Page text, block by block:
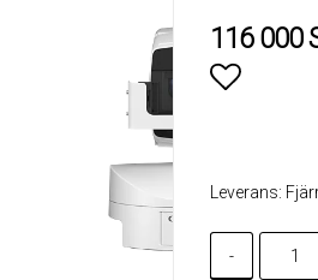
116 000
Leverans:
-